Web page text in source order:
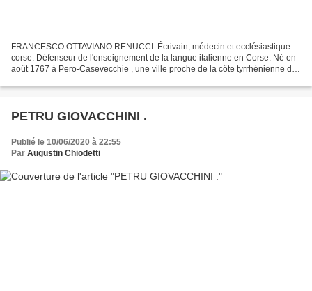
FRANCESCO OTTAVIANO RENUCCI. Écrivain, médecin et ecclésiastique
corse. Défenseur de l'enseignement de la langue italienne en Corse. Né en
août 1767 à Pero-Casevecchie , une ville proche de la côte tyrrhénienne de
PETRU GIOVACCHINI .
Publié le 10/06/2020 à 22:55
Par Augustin Chiodetti